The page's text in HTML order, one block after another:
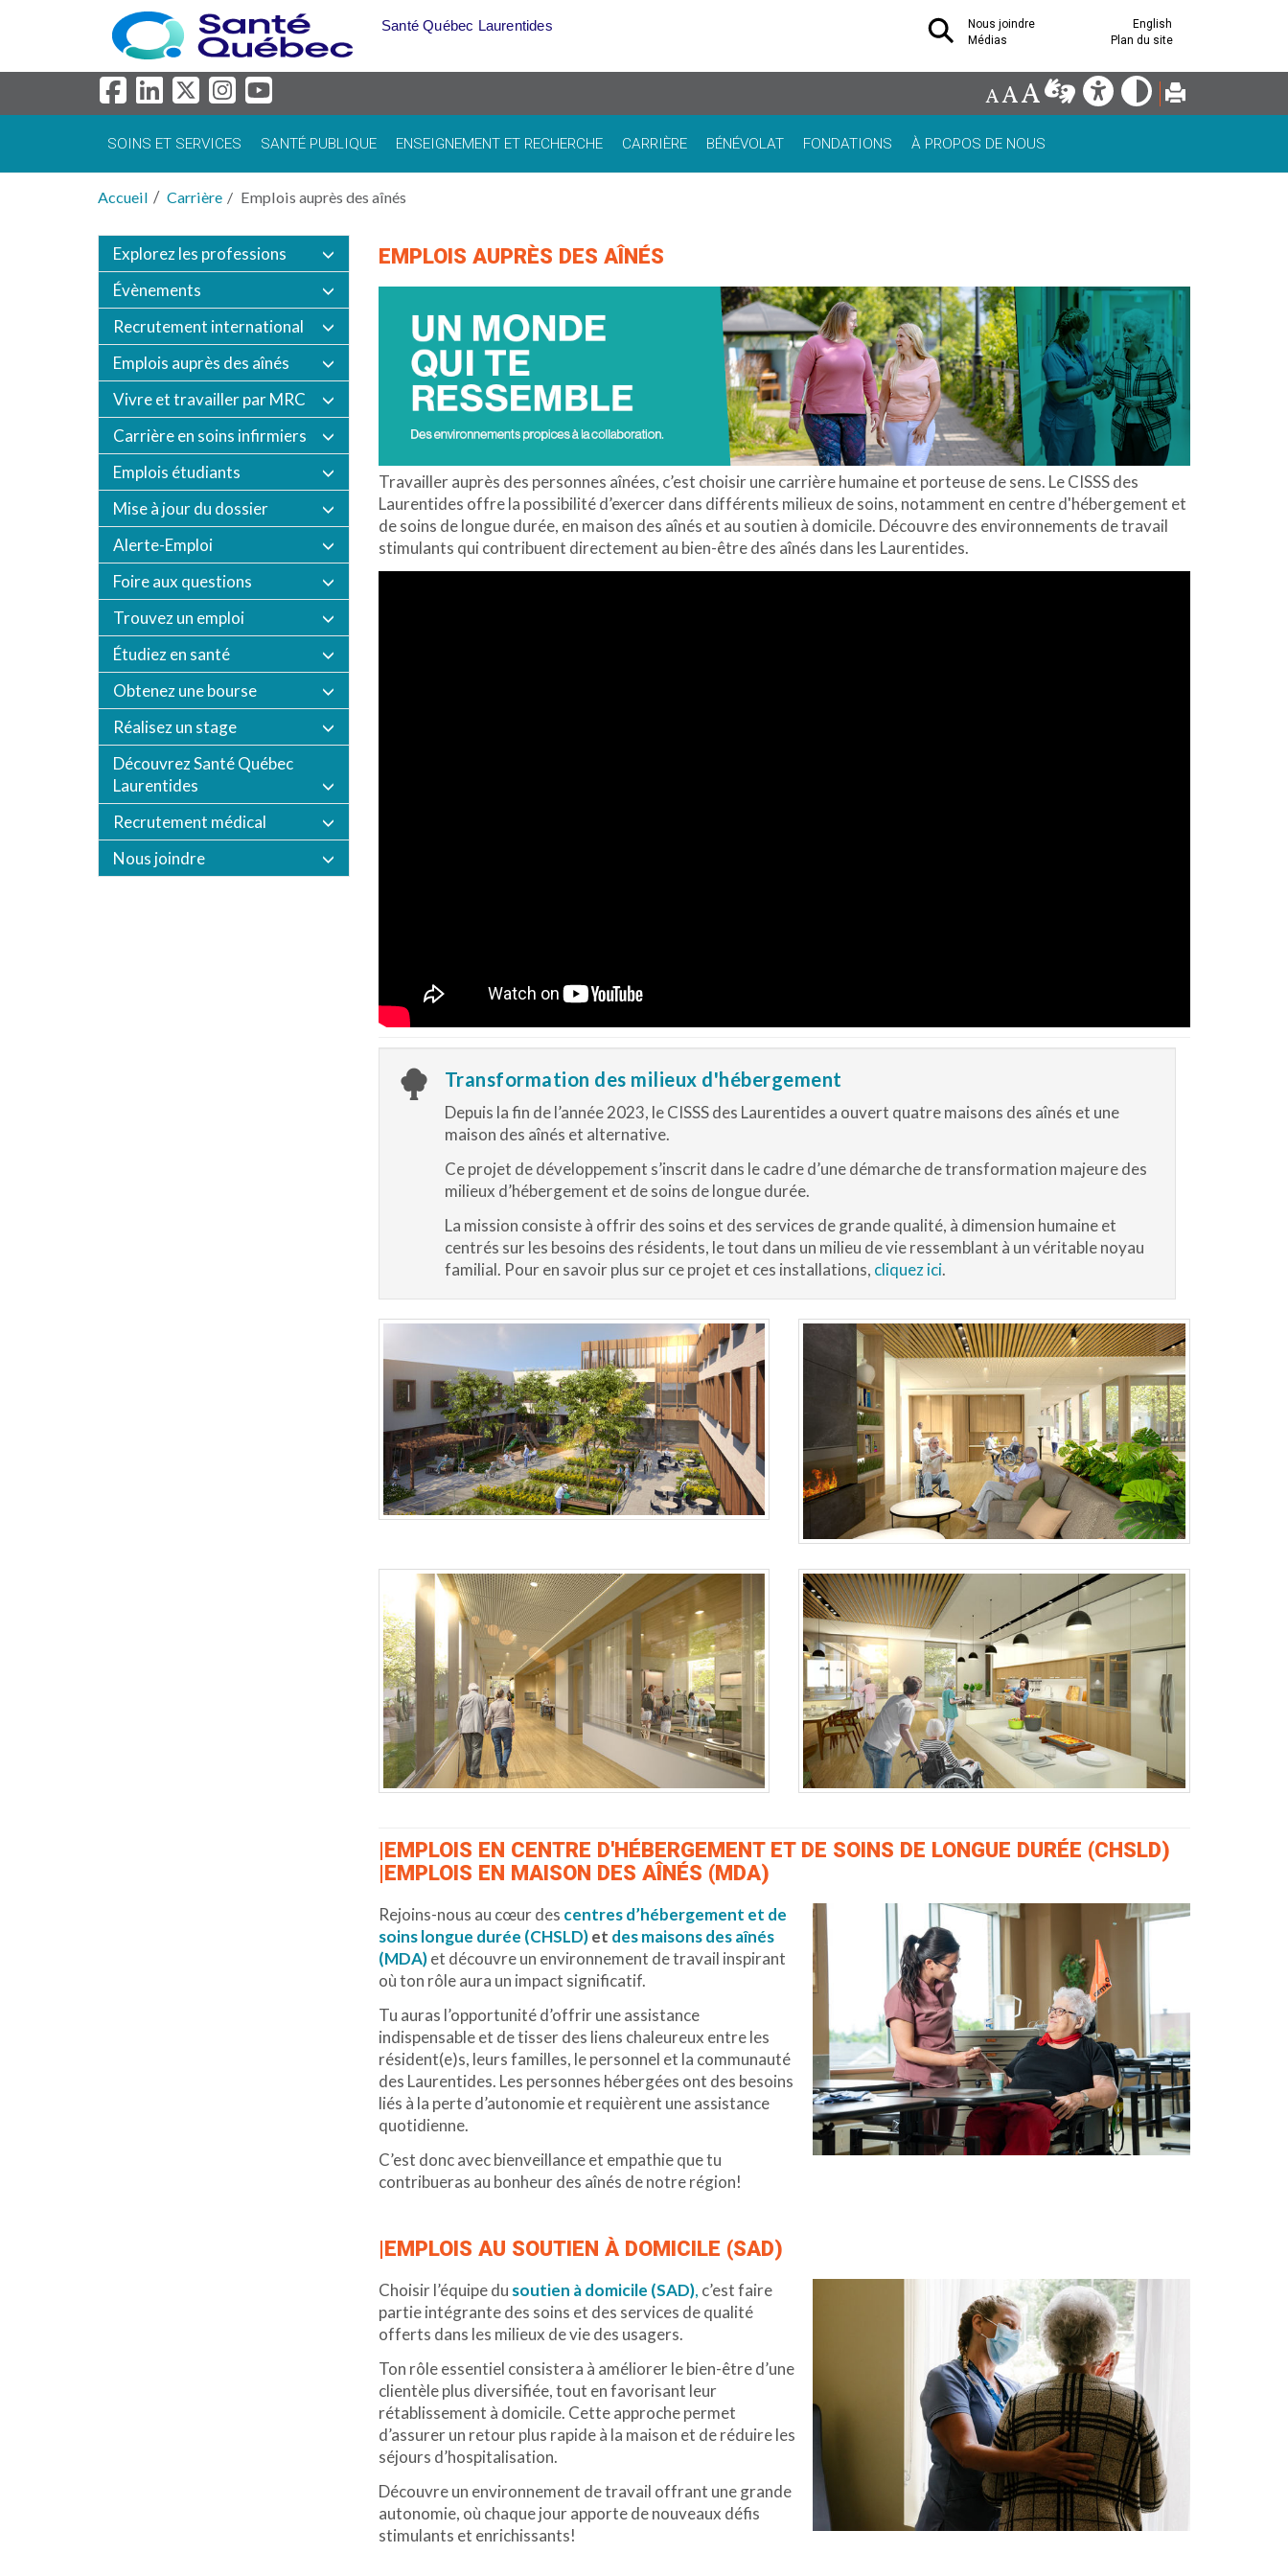
Aller au menu principal
Nous joindre
English
Médias
Plan du site
Santé Québec Laurentides
SOINS ET SERVICES SANTÉ PUBLIQUE ENSEIGNEMENT ET RECHERCHE CARRIÈRE BÉNÉVOLAT FONDATIONS À PROPOS DE NOUS
Accueil Carrière Emplois auprès des aînés
Explorez les professions
Évènements
Recrutement international
Emplois auprès des aînés
Vivre et travailler par MRC
Carrière en soins infirmiers
Emplois étudiants
Mise à jour du dossier
Alerte-Emploi
Foire aux questions
Trouvez un emploi
Étudiez en santé
Obtenez une bourse
Réalisez un stage
Découvrez Santé Québec
Laurentides
Recrutement médical
Nous joindre
EMPLOIS AUPRÈS DES AÎNÉS
Travailler auprès des personnes aînées, c’est choisir une carrière humaine et porteuse de sens. Le CISSS des
Laurentides offre la possibilité d’exercer dans différents milieux de soins, notamment en centre d'hébergement et
de soins de longue durée, en maison des aînés et au soutien à domicile. Découvre des environnements de travail
stimulants qui contribuent directement au bien-être des aînés dans les Laurentides.
Transformation des milieux d'hébergement
Depuis la fin de l’année 2023, le CISSS des Laurentides a ouvert quatre maisons des aînés et une
maison des aînés et alternative.
Ce projet de développement s’inscrit dans le cadre d’une démarche de transformation majeure des
milieux d’hébergement et de soins de longue durée.
La mission consiste à offrir des soins et des services de grande qualité, à dimension humaine et
centrés sur les besoins des résidents, le tout dans un milieu de vie ressemblant à un véritable noyau
familial. Pour en savoir plus sur ce projet et ces installations, cliquez ici.
|EMPLOIS EN CENTRE D'HÉBERGEMENT ET DE SOINS DE LONGUE DURÉE (CHSLD)
|EMPLOIS EN MAISON DES AÎNÉS (MDA)
Rejoins-nous au cœur des centres d’hébergement et de
soins longue durée (CHSLD)et des maisons des aînés
(MDA)et découvre un environnement de travail inspirant
où ton rôle aura un impact significatif.
Tu auras l’opportunité d’offrir une assistance
indispensable et de tisser des liens chaleureux entre les
résident(e)s, leurs familles, le personnel et la communauté
des Laurentides. Les personnes hébergées ont des besoins
liés à la perte d’autonomie et requièrent une assistance
quotidienne.
C’est donc avec bienveillance et empathie que tu
contribueras au bonheur des aînés de notre région!
|EMPLOIS AU SOUTIEN À DOMICILE (SAD)
Choisir l’équipe du soutien à domicile (SAD), c’est faire
partie intégrante des soins et des services de qualité
offerts dans les milieux de vie des usagers.
Ton rôle essentiel consistera à améliorer le bien-être d’une
clientèle plus diversifiée, tout en favorisant leur
rétablissement à domicile. Cette approche permet
d’assurer un retour plus rapide à la maison et de réduire les
séjours d’hospitalisation.
Découvre un environnement de travail offrant une grande
autonomie, où chaque jour apporte de nouveaux défis
stimulants et enrichissants!